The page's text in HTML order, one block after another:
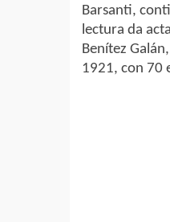
Barsanti,
lectura da
Benítez
1921, con 70